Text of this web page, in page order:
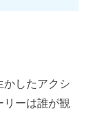
かしたアクシ
リーは誰が観